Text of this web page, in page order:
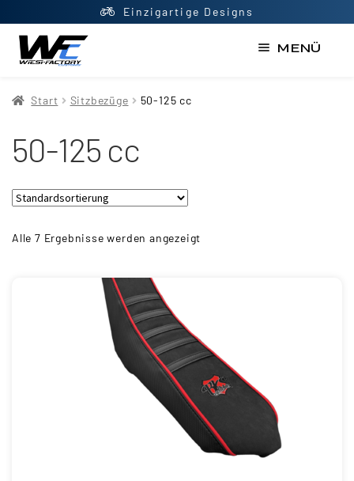
Einzigartige Designs
MENÜ
Datenschutzerklärung
Kasse
Kontakt
Start Sitzbezüge 50-125 cc
50-125 cc
Alle 7 Ergebnisse werden angezeigt